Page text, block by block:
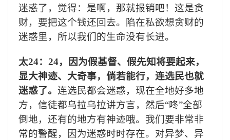
迷惑了，觉得：是啊，那就报销吧！这是贪
财，要把这个钱还回去。陷在私欲想贪财的
迷惑里，所以我们的生命没有长进。
太24： 24，因为假基督、假先知将要起来，
显大神迹、大奇事，倘若能行，连选民也就
迷惑了。 连选民都会迷惑，现在全地好多地
方，信徒都乌拉乌拉讲方言，然后“咚”全部
倒地，还有的地方有神迹哦。我们要非常非
常的警醒，因为迷惑时时存在。对异梦、异